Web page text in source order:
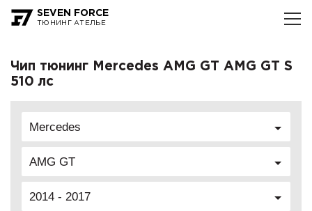
SEVEN FORCE
ТЮНИНГ АТЕЛЬЕ
Чип тюнинг Mercedes AMG GT AMG GT S
510 лс
Mercedes
AMG GT
2014 - 2017